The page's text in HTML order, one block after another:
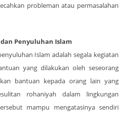
probleman atau permasalahan
Penyuluhan Islam
Islam adalah segala kegiatan
yang dilakukan oleh seseorang
bantuan kepada orang lain yang
rohaniyah dalam lingkungan
mampu mengatasinya sendiri